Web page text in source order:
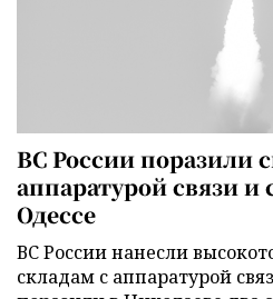
ВС России поразили
аппаратурой связи и
Одессе
ВС России нанесли
складам с аппаратурой